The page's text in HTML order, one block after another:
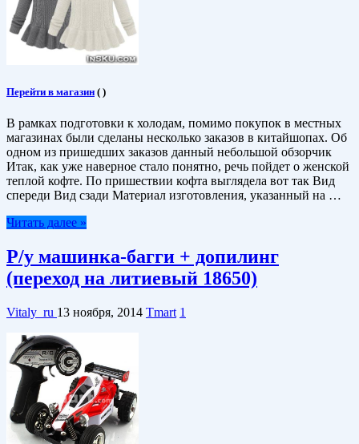
Перейти в магазин ( )
В рамках подготовки к холодам, помимо покупок в местных
магазинах были сделаны несколько заказов в китайшопах. Об
одном из пришедших заказов данный небольшой обзорчик
Итак, как уже наверное стало понятно, речь пойдет о женской
теплой кофте. По пришествии кофта выглядела вот так Вид
спереди Вид сзади Материал изготовления, указанный на …
Читать далее »
Р/у машинка-багги + допилинг
(переход на литиевый 18650)
Vitaly_ru 13 ноября, 2014 Tmart 1